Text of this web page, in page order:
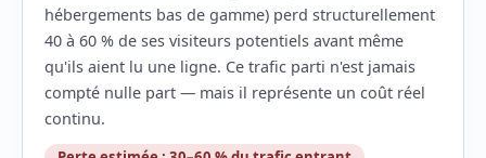
hébergements bas de gamme) perd structurellement
40 à 60 % de ses visiteurs potentiels avant même
qu'ils aient lu une ligne. Ce trafic parti n'est jamais
compté nulle part — mais il représente un coût réel
continu.